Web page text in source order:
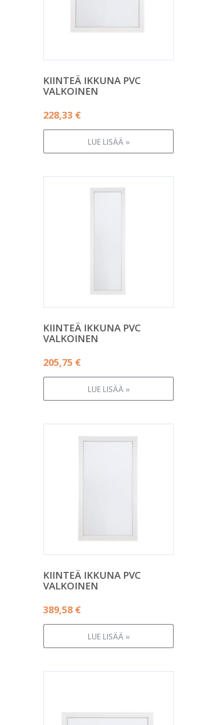
KIINTEÄ IKKUNA PVC
VALKOINEN
228,33 €
LUE LISÄÄ »
KIINTEÄ IKKUNA PVC
VALKOINEN
205,75 €
LUE LISÄÄ »
KIINTEÄ IKKUNA PVC
VALKOINEN
389,58 €
LUE LISÄÄ »